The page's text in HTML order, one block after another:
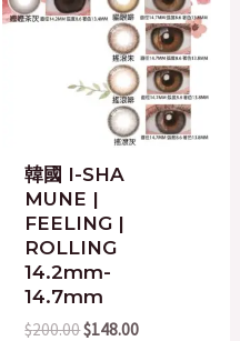
韓國 I-SHA
MUNE |
FEELING |
ROLLING
14.2mm-
14.7mm
$200.00
$200.00.
$148.00
$148.00.